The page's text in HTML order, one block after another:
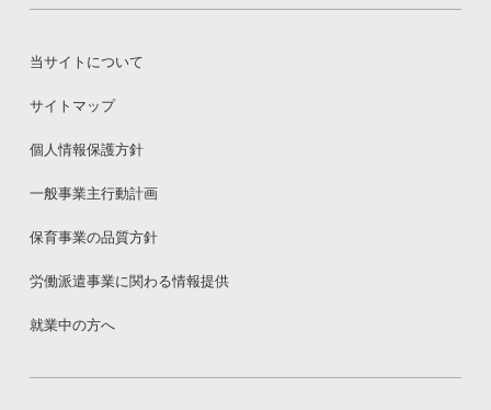
当サイトについて
サイトマップ
個人情報保護方針
一般事業主行動計画
保育事業の品質方針
労働派遣事業に関わる情報提供
就業中の方へ